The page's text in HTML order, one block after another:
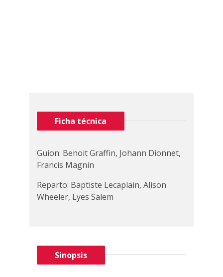
Ficha técnica
Guion: Benoit Graffin, Johann Dionnet,
Francis Magnin
Reparto: Baptiste Lecaplain, Alison
Wheeler, Lyes Salem
Sinopsis